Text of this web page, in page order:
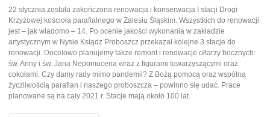
22 stycznia została zakończona renowacja i konserwacja I stacji Drogi
Krzyżowej kościoła parafialnego w Zalesiu Śląskim. Wszystkich do renowacji
jest – jak wiadomo – 14. Po ocenie jakości wykonania w zakładzie
artystycznym w Nysie Ksiądz Proboszcz przekazał kolejne 3 stacje do
renowacji. Docelowo planujemy także remont i renowacje ołtarzy bocznych:
św. Anny i św. Jana Nepomucena wraz z figurami towarzyszącymi oraz
cokołami. Czy damy rady mimo pandemii? Z Bożą pomocą oraz wspólną
życzliwością parafian i naszego proboszcza – powinno się udać. Prace
planowane są na cały 2021 r. Stacje mają około 100 lat.